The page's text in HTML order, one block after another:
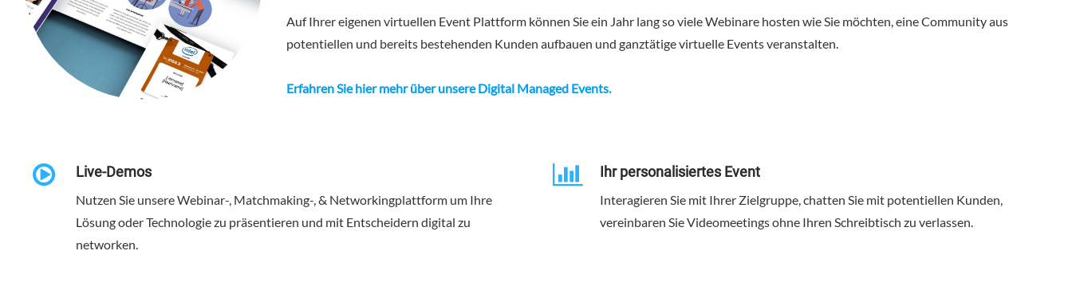
Auf Ihrer eigenen virtuellen Event Plattform können Sie ein Jahr lang so viele Webinare hosten wie Sie möchten, eine Community aus
potentiellen und bereits bestehenden Kunden aufbauen und ganztätige virtuelle Events veranstalten.
Erfahren Sie hier mehr über unsere Digital Managed Events.
Live-Demos
Nutzen Sie unsere Webinar-, Matchmaking-, & Networkingplattform um Ihre
Lösung oder Technologie zu präsentieren und mit Entscheidern digital zu
networken.
Ihr personalisiertes Event
Interagieren Sie mit Ihrer Zielgruppe, chatten Sie mit potentiellen Kunden,
vereinbaren Sie Videomeetings ohne Ihren Schreibtisch zu verlassen.